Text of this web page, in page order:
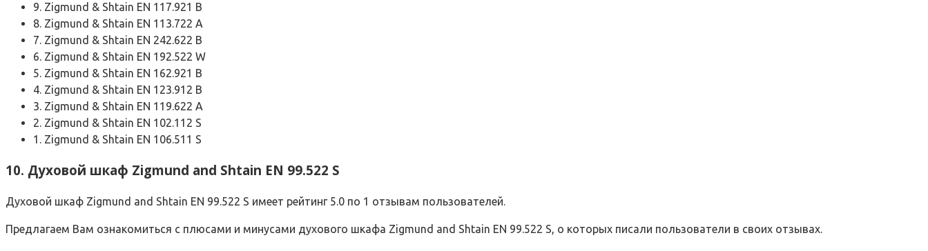
9. Zigmund & Shtain EN 117.921 B
8. Zigmund & Shtain EN 113.722 A
7. Zigmund & Shtain EN 242.622 B
6. Zigmund & Shtain EN 192.522 W
5. Zigmund & Shtain EN 162.921 B
4. Zigmund & Shtain EN 123.912 B
3. Zigmund & Shtain EN 119.622 A
2. Zigmund & Shtain EN 102.112 S
1. Zigmund & Shtain EN 106.511 S
10. Духовой шкаф Zigmund and Shtain EN 99.522 S
Духовой шкаф Zigmund and Shtain EN 99.522 S имеет рейтинг 5.0 по 1 отзывам пользователей.
Предлагаем Вам ознакомиться с плюсами и минусами духового шкафа Zigmund and Shtain EN 99.522 S, о которых писали пользователи в своих отзывах.